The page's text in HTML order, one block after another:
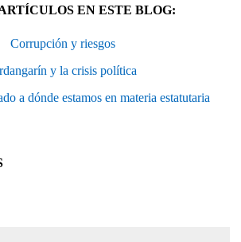
EN ESTE BLOG:
Corrupción y riesgos
y la crisis política
a dónde estamos en materia estatutaria